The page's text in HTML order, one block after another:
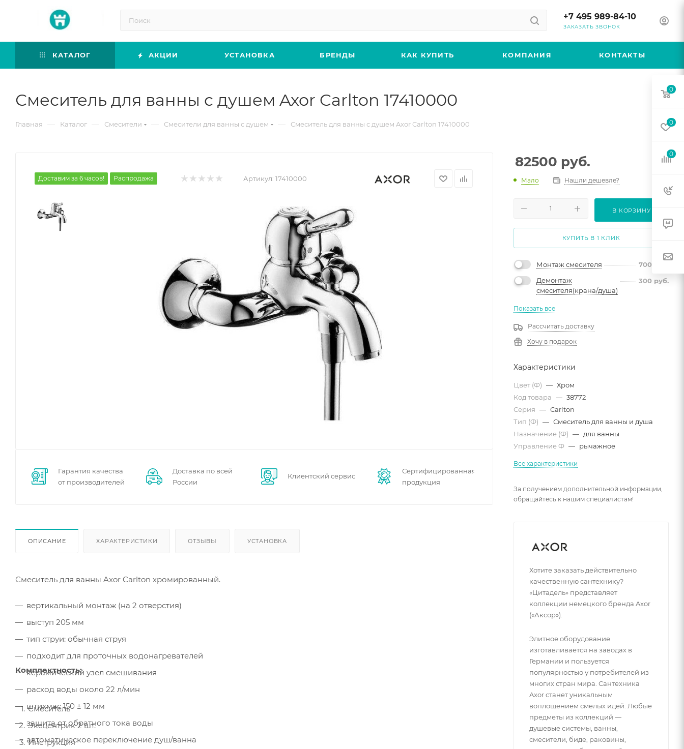
+7 495 989-84-10
ЗАКАЗАТЬ ЗВОНОК
КАТАЛОГ АКЦИИ УСТАНОВКА БРЕНДЫ КАК КУПИТЬ КОМПАНИЯ КОНТАКТЫ
Смеситель для ванны с душем Axor Carlton 17410000
Главная — Каталог — Смесители — Смесители для ванны с душем — Смеситель для ванны с душем Axor Carlton 17410000
Доставим за 6 часов! Распродажа Артикул: 17410000
Гарантия качества
от производителей
Доставка по всей
России
Клиентский сервис
Сертифицированная
продукция
ОПИСАНИЕ ХАРАКТЕРИСТИКИ ОТЗЫВЫ УСТАНОВКА
Смеситель для ванны Axor Carlton хромированный.
вертикальный монтаж (на 2 отверстия)
выступ 205 мм
тип струи: обычная струя
подходит для проточных водонагревателей
керамический узел смешивания
расход воды около 22 л/мин
штихмас 150 ± 12 мм
защита от обратного тока воды
автоматическое переключение душ/ванна
Комплектность:
Смеситель
Эксцентрик 2 шт.
Инструкция
82500 руб.
Мало Нашли дешевле?
В КОРЗИНУ
КУПИТЬ В 1 КЛИК
Монтаж смесителя 700
Демонтаж
смесителя(крана/душа)
300 руб.
Показать все
Рассчитать доставку
Хочу в подарок
Характеристики
Цвет (Ф) — Хром
Код товара — 38772
Серия — Carlton
Тип (Ф) — Смеситель для ванны и душа
Назначение (Ф) — для ванны
Управление Ф — рычажное
Все характеристики
За получением дополнительной информации,
обращайтесь к нашим специалистам!
Хотите заказать действительно
качественную сантехнику?
«Цитадель» представляет
коллекции немецкого бренда Axor
(«Аксор»).
Элитное оборудование
изготавливается на заводах в
Германии и пользуется
популярностью у потребителей из
многих стран мира. Сантехника
Axor станет уникальным
воплощением смелых идей. Любые
предметы из коллекций —
душевые системы, ванны,
смесители, биде, раковины,
0
0
0